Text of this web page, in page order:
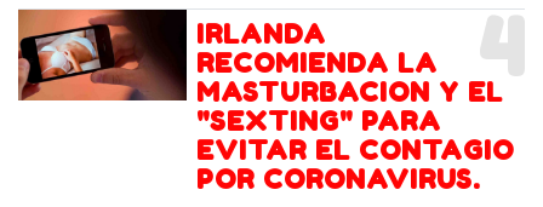
4
IRLANDA
RECOMIENDA LA
MASTURBACION Y EL
"SEXTING" PARA
EVITAR EL CONTAGIO
POR CORONAVIRUS.